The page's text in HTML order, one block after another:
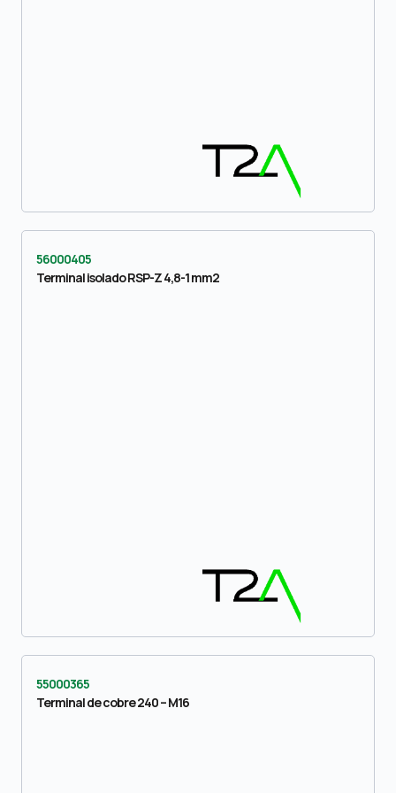
56000405
Terminal isolado RSP-Z 4,8-1 mm2
55000365
Terminal de cobre 240 – M16